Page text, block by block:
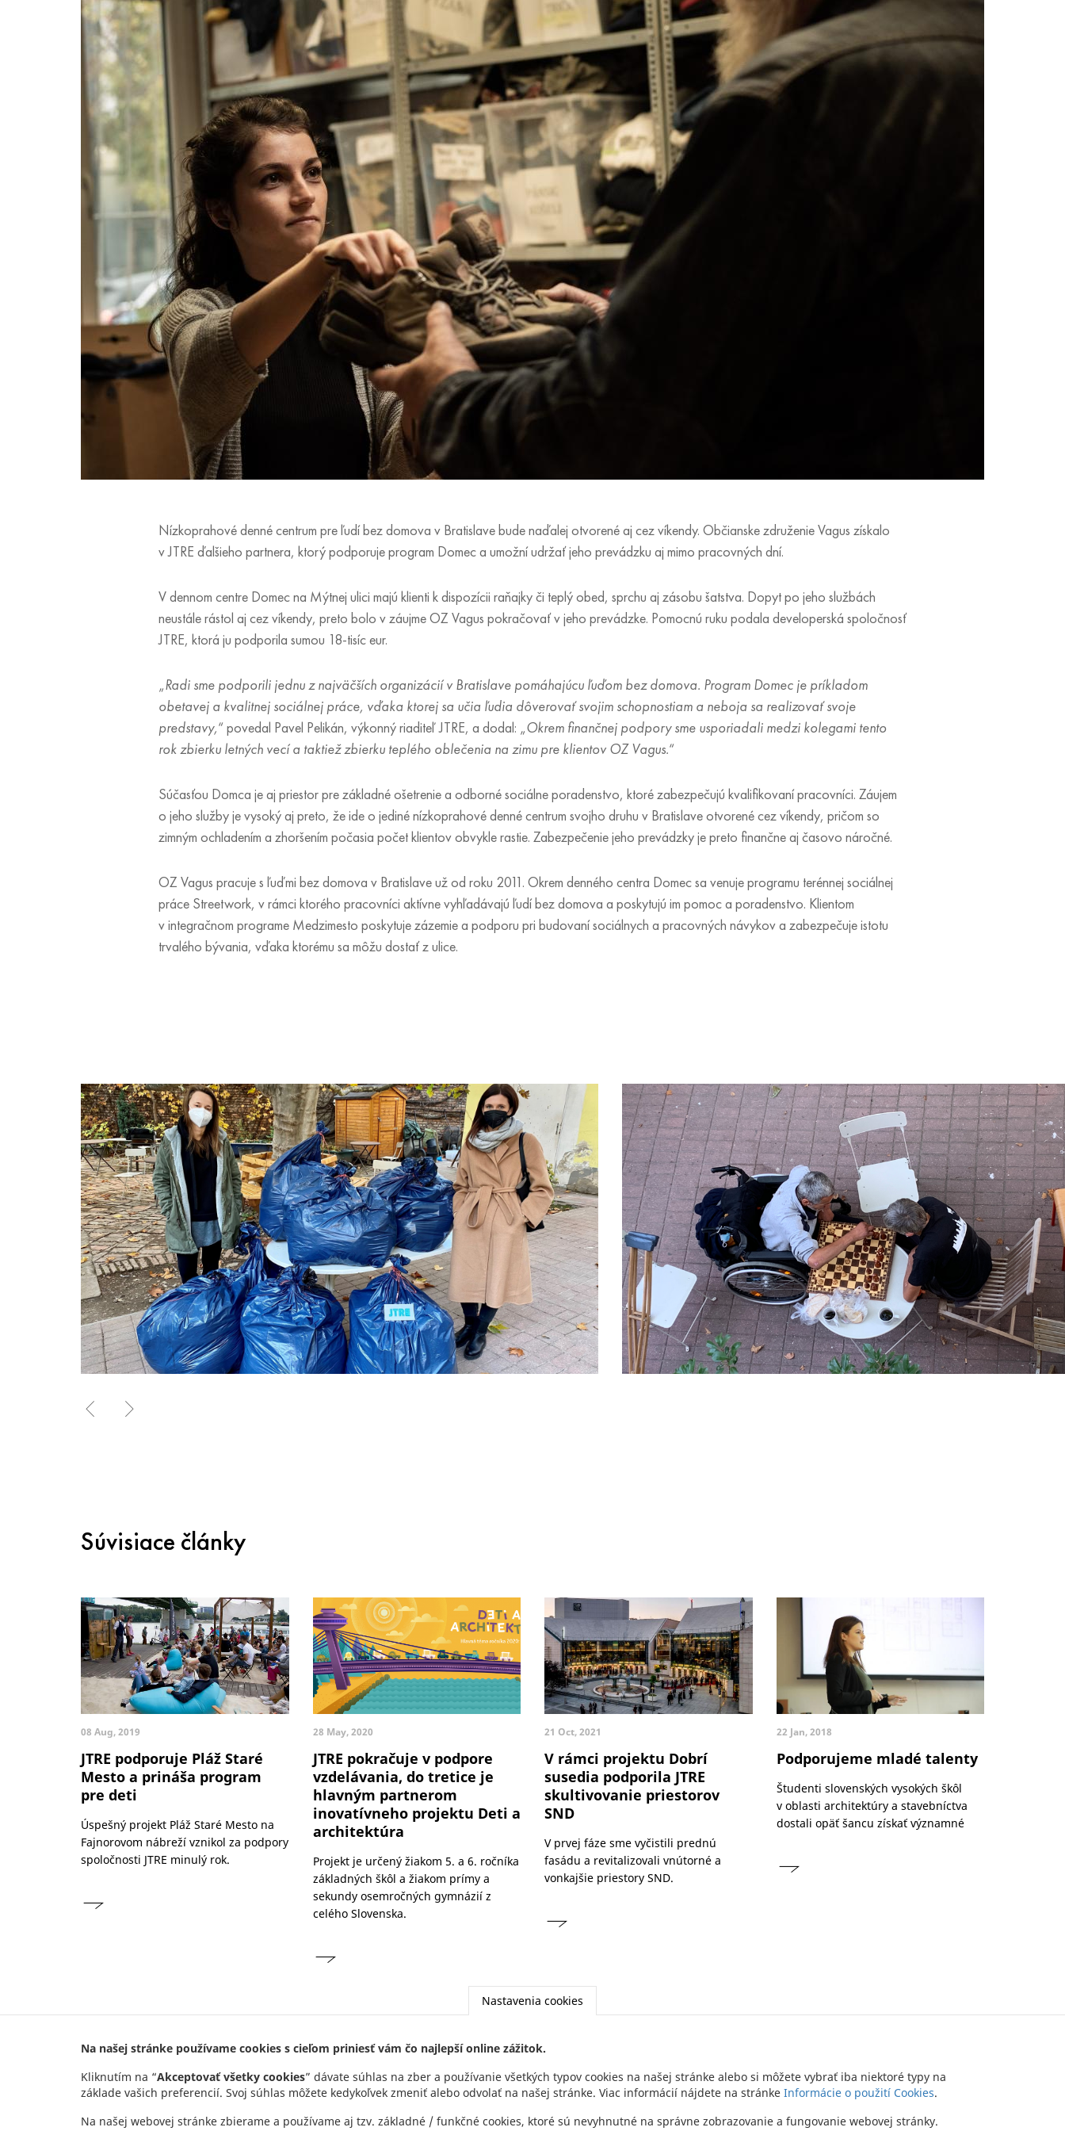
Nízkoprahové denné centrum pre ľudí bez domova v Bratislave bude naďalej otvorené aj cez víkendy. Občianske združenie Vagus získalo
v JTRE ďalšieho partnera, ktorý podporuje program Domec a umožní udržať jeho prevádzku aj mimo pracovných dní.
V dennom centre Domec na Mýtnej ulici majú klienti k dispozícii raňajky či teplý obed, sprchu aj zásobu šatstva. Dopyt po jeho službách
neustále rástol aj cez víkendy, preto bolo v záujme OZ Vagus pokračovať v jeho prevádzke. Pomocnú ruku podala developerská spoločnosť
JTRE, ktorá ju podporila sumou 18-tisíc eur.
„Radi sme podporili jednu z najväčších organizácií v Bratislave pomáhajúcu ľuďom bez domova. Program Domec je príkladom
obetavej a kvalitnej sociálnej práce, vďaka ktorej sa učia ľudia dôverovať svojim schopnostiam a neboja sa realizovať svoje
predstavy,“ povedal Pavel Pelikán, výkonný riaditeľ JTRE, a dodal: „Okrem finančnej podpory sme usporiadali medzi kolegami tento
rok zbierku letných vecí a taktiež zbierku teplého oblečenia na zimu pre klientov OZ Vagus.“
Súčasťou Domca je aj priestor pre základné ošetrenie a odborné sociálne poradenstvo, ktoré zabezpečujú kvalifikovaní pracovníci. Záujem
o jeho služby je vysoký aj preto, že ide o jediné nízkoprahové denné centrum svojho druhu v Bratislave otvorené cez víkendy, pričom so
zimným ochladením a zhoršením počasia počet klientov obvykle rastie. Zabezpečenie jeho prevádzky je preto finančne aj časovo náročné.
OZ Vagus pracuje s ľuďmi bez domova v Bratislave už od roku 2011. Okrem denného centra Domec sa venuje programu terénnej sociálnej
práce Streetwork, v rámci ktorého pracovníci aktívne vyhľadávajú ľudí bez domova a poskytujú im pomoc a poradenstvo. Klientom
v integračnom programe Medzimesto poskytuje zázemie a podporu pri budovaní sociálnych a pracovných návykov a zabezpečuje istotu
trvalého bývania, vďaka ktorému sa môžu dostať z ulice.
Súvisiace články
08 Aug, 2019
JTRE podporuje Pláž Staré
Mesto a prináša program
pre deti
Úspešný projekt Pláž Staré Mesto na
Fajnorovom nábreží vznikol za podpory
spoločnosti JTRE minulý rok.
28 May, 2020
JTRE pokračuje v podpore
vzdelávania, do tretice je
hlavným partnerom
inovatívneho projektu Deti a
architektúra
Projekt je určený žiakom 5. a 6. ročníka
základných škôl a žiakom prímy a
sekundy osemročných gymnázií z
celého Slovenska.
21 Oct, 2021
V rámci projektu Dobrí
susedia podporila JTRE
skultivovanie priestorov
SND
V prvej fáze sme vyčistili prednú
fasádu a revitalizovali vnútorné a
vonkajšie priestory SND.
22 Jan, 2018
Podporujeme mladé talenty
Študenti slovenských vysokých škôl
v oblasti architektúry a stavebníctva
dostali opäť šancu získať významné
JTRE a.s.,RIVER PARK,Dvořákovo nábrežie 10
Footer
Copyright (c) 2012 JTRE - All rights reserved
Nastavenia cookies
Na našej stránke používame cookies s cieľom priniesť vám čo najlepší online zážitok.
Kliknutím na “Akceptovať všetky cookies” dávate súhlas na zber a používanie všetkých typov cookies na našej stránke alebo si môžete vybrať iba niektoré typy na
základe vašich preferencií. Svoj súhlas môžete kedykoľvek zmeniť alebo odvolať na našej stránke. Viac informácií nájdete na stránke Informácie o použití Cookies.
Na našej webovej stránke zbierame a používame aj tzv. základné / funkčné cookies, ktoré sú nevyhnutné na správne zobrazovanie a fungovanie webovej stránky.